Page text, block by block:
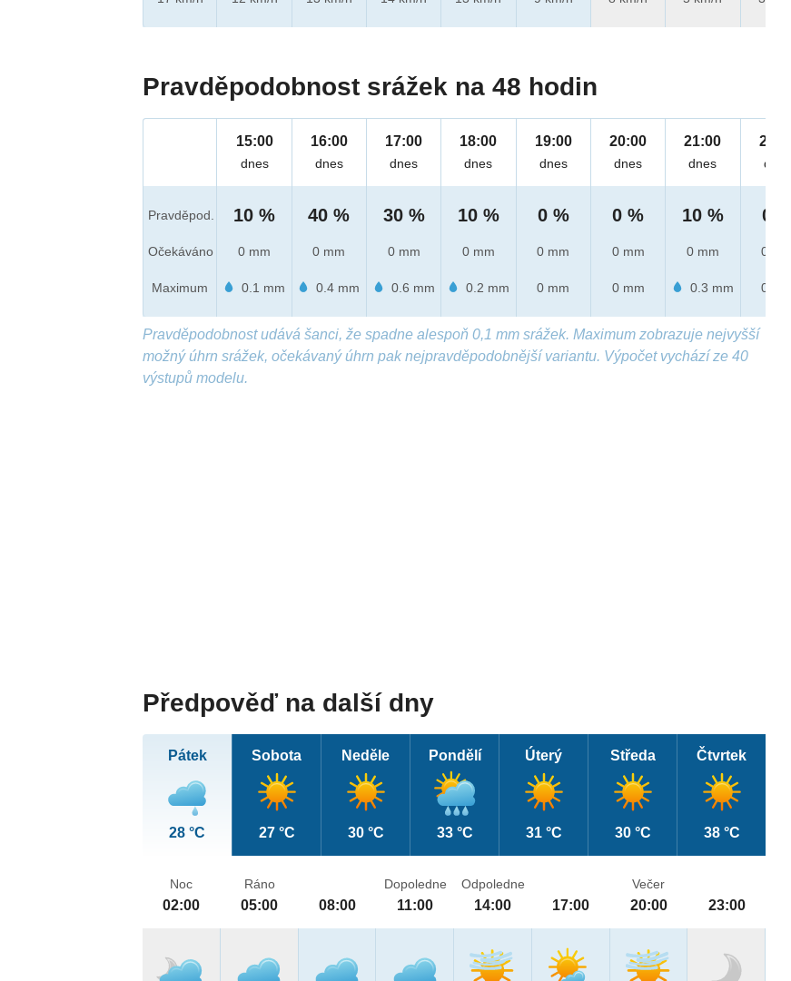
Pravděpodobnost srážek na 48 hodin
Pravděpod.
Očekáváno
Maximum
15:00
dnes
10 %
0 mm
0.1 mm
16:00
dnes
40 %
0 mm
0.4 mm
17:00
dnes
30 %
0 mm
0.6 mm
18:00
dnes
10 %
0 mm
0.2 mm
19:00
dnes
0 %
0 mm
0 mm
20:00
dnes
0 %
0 mm
0 mm
21:00
dnes
10 %
0 mm
0.3 mm
22:00
dnes
0 %
0 mm
0 mm
Pravděpodobnost udává šanci, že spadne alespoň 0,1 mm srážek. Maximum zobrazuje nejvyšší
možný úhrn srážek, očekávaný úhrn pak nejpravděpodobnější variantu. Výpočet vychází ze 40
výstupů modelu.
Předpověď na další dny
Pátek
28 °C
Sobota
27 °C
Neděle
30 °C
Pondělí
33 °C
Úterý
31 °C
Středa
30 °C
Čtvrtek
38 °C
Noc
02:00
Ráno
05:00 08:00
Dopoledne
11:00
Odpoledne
14:00 17:00
Večer
20:00 23:00